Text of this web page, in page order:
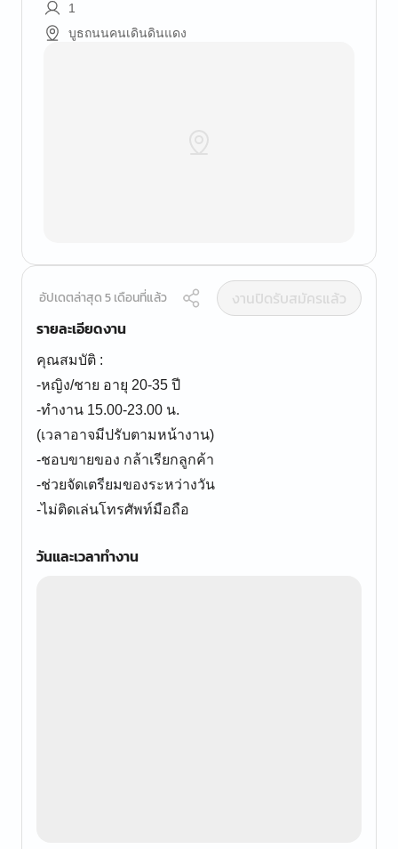
1
บูธถนนคนเดินดินแดง
อัปเดตล่าสุด 5 เดือนที่แล้ว
งานปิดรับสมัครแล้ว
รายละเอียดงาน
คุณสมบัติ :
-หญิง/ชาย อายุ 20-35 ปี
-ทำงาน 15.00-23.00 น.
(เวลาอาจมีปรับตามหน้างาน)
-ชอบขายของ กล้าเรียกลูกค้า
-ช่วยจัดเตรียมของระหว่างวัน
-ไม่ติดเล่นโทรศัพท์มือถือ
วันและเวลาทำงาน